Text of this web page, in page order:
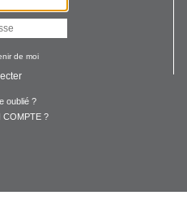
de moi
oublié ?
COMPTE ?